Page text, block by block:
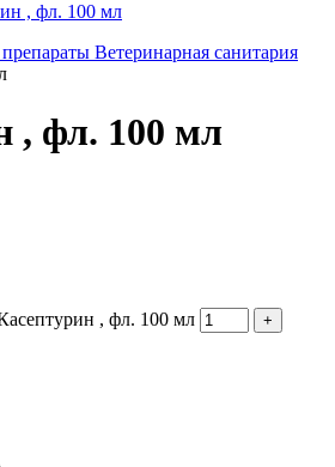
Ветеринарная санитария
, фл. 100 мл
, фл. 100 мл